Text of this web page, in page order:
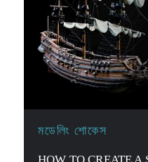
মডেলিং শোকেস